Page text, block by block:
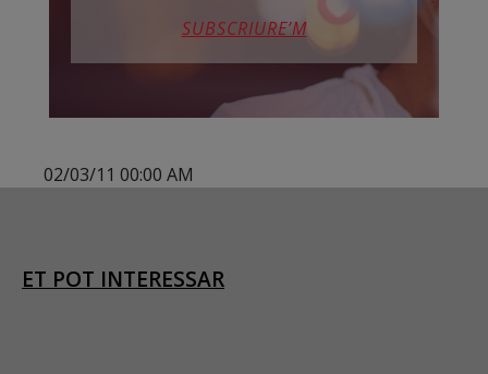
SUBSCRIURE’M
02/03/11 00:00 AM
ET POT INTERESSAR